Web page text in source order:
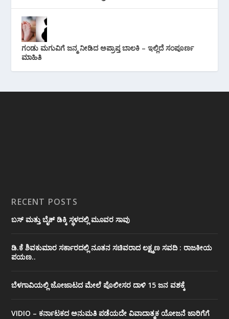
ಗಂಡು ಮಗುವಿಗೆ ಜನ್ಮ ನೀಡಿದ ಅಪ್ರಾಪ್ತ ಬಾಲಕಿ – ಇಲ್ಲಿದೆ ಸಂಪೂರ್ಣ
ಮಾಹಿತಿ
RECENT POSTS
ಬಸ್ ಮತ್ತು ಬೈಕ್ ಡಿಕ್ಕಿ ಸ್ಥಳದಲ್ಲಿ ಮೂವರ ಸಾವು
ಡಿ.ಕೆ ಶಿವಕುಮಾರ ಸರ್ಕಾರದಲ್ಲಿ ನೂತನ ಸಚಿವರಾದ ಲಕ್ಷ್ಮಣ ಸವದಿ : ರಾಜಕೀಯ
ಪಯಣ..
ಬೆಳಗಾವಿಯಲ್ಲಿ ಜೋಜಾಟದ ಮೇಲೆ ಪೊಲೀಸರ ದಾಳಿ 15 ಜನ ವಶಕ್ಕೆ
VIDIO – ಕರ್ನಾಟಕದ ಅನುಮತಿ ಪಡೆಯದೇ ವಿವಾದಾತ್ಮಕ ಯೋಜನೆ ಜಾರಿಗೆಗೆ